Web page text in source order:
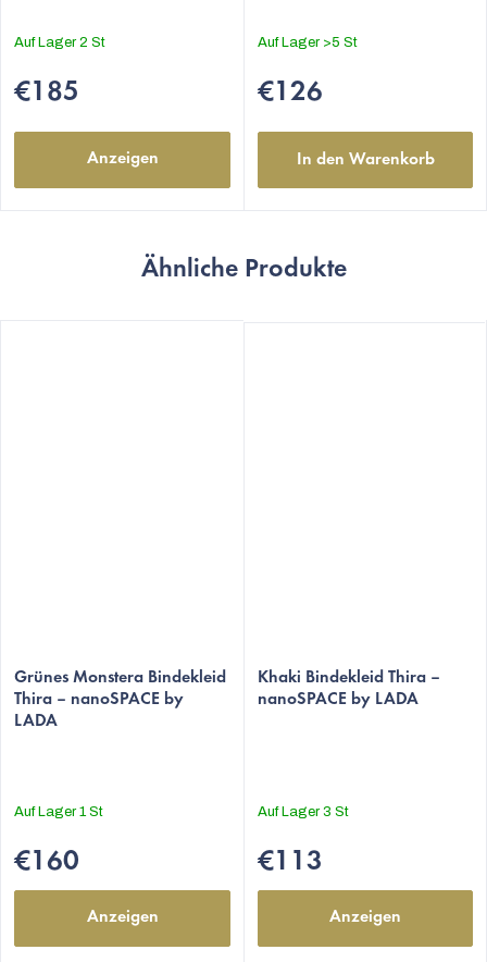
Auf Lager2 St
€185
Anzeigen
5
Auf Lager >5 St
€126
In den Warenkorb
Ähnliche Produkte
Grünes Monstera Bindekleid
Thira – nanoSPACE by
LADA
Auf Lager1 St
€160
Anzeigen
Khaki Bindekleid Thira –
nanoSPACE by LADA
Auf Lager3 St
€113
Anzeigen